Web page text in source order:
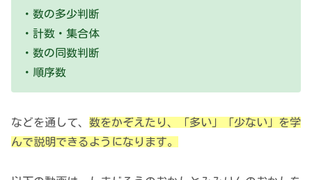
・数の多少判断
・計数・集合体
・数の同数判断
・順序数
などを通して、 数をかぞえたり、「多い」「少ない」を学
んで説明できるようになります。